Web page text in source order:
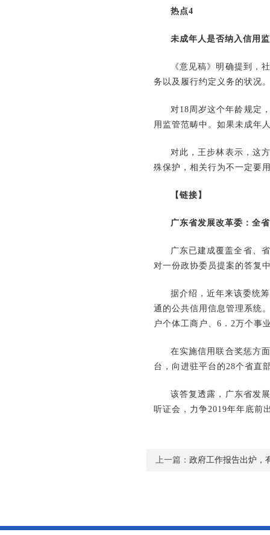
热点4
未成年人是否纳入信用
《意见稿》明确提到，
务以及履行约定义务的状况
对18周岁这个年龄规定
用监管范畴中。如果未成年
对此，王步林表示，这
殊保护，相关行为不一定要
【链接】
广东省发展改革委：全
广东已建成覆盖全省、
对一份政协委员提案的答复
据介绍，近年来该委统
通的公共信用信息管理系统
户个体工商户、6．2万个事
在实施信用联合奖惩方
台，向进驻平台的28个省直
该答复透露，广东省发
听证会，力争2019年年底前
上一篇： 政府工作报告出炉，